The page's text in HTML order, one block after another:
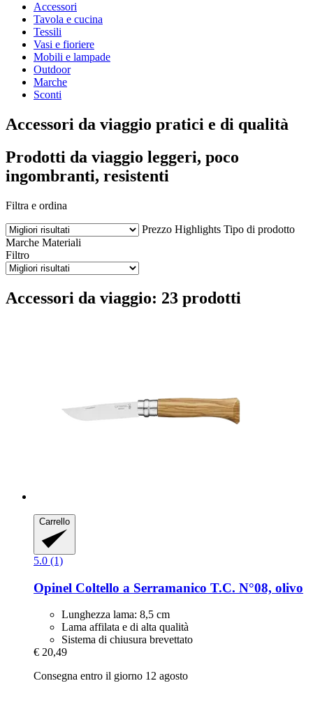
Accessori
Tavola e cucina
Tessili
Vasi e fioriere
Mobili e lampade
Outdoor
Marche
Sconti
Accessori da viaggio pratici e di qualità
Prodotti da viaggio leggeri, poco
ingombranti, resistenti
Filtra e ordina
Prezzo Highlights Tipo di prodotto
Marche Materiali
Filtro
Accessori da viaggio: 23 prodotti
Carrello
5.0 (1)
Opinel Coltello a Serramanico T.C. N°08, olivo
Lunghezza lama: 8,5 cm
Lama affilata e di alta qualità
Sistema di chiusura brevettato
€ 20,49
Consegna entro il giorno 12 agosto